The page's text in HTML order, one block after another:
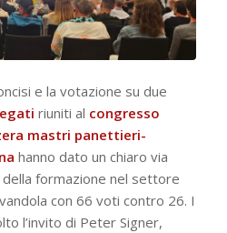
e la votazione su due
riuniti al congresso
mastri panettieri-
hanno dato un chiaro via
formazione nel settore
con 66 voti contro 26. I
l’invito di Peter Signer,